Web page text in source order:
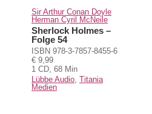
Sir Arthur Conan Doyle
Herman Cyril McNeile
Sherlock Holmes –
Folge 54
ISBN 978-3-7857-8455-6
€ 9,99
1 CD, 68 Min
Lübbe Audio, Titania
Medien